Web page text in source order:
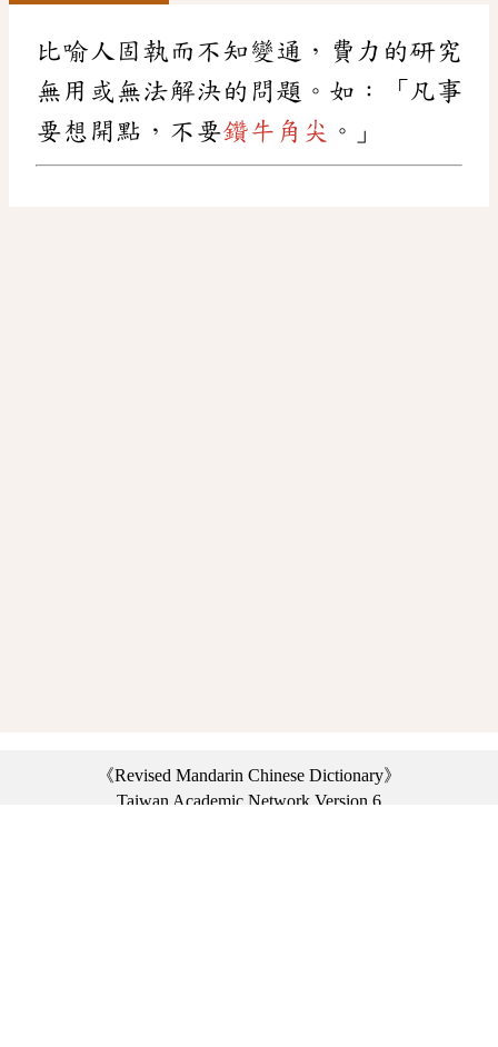
比喻人固執而不知變通，費力的研究
無用或無法解決的問題。如：「凡事
要想開點，不要鑽牛角尖 。」
《Revised Mandarin Chinese Dictionary》
Taiwan Academic Network Version 6